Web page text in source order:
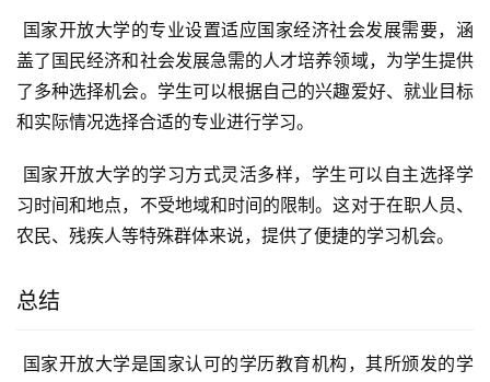
盖了国民经济和社会发展急需的人才培养领域，为学生提供
了多种选择机会。学生可以根据自己的兴趣爱好、就业目标
和实际情况选择合适的专业进行学习。
习时间和地点，不受地域和时间的限制。这对于在职人员、
农民、残疾人等特殊群体来说，提供了便捷的学习机会。
总结